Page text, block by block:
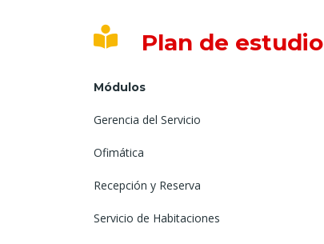
Plan de estudio
Módulos
Gerencia del Servicio
Ofimática
Recepción y Reserva
Servicio de Habitaciones